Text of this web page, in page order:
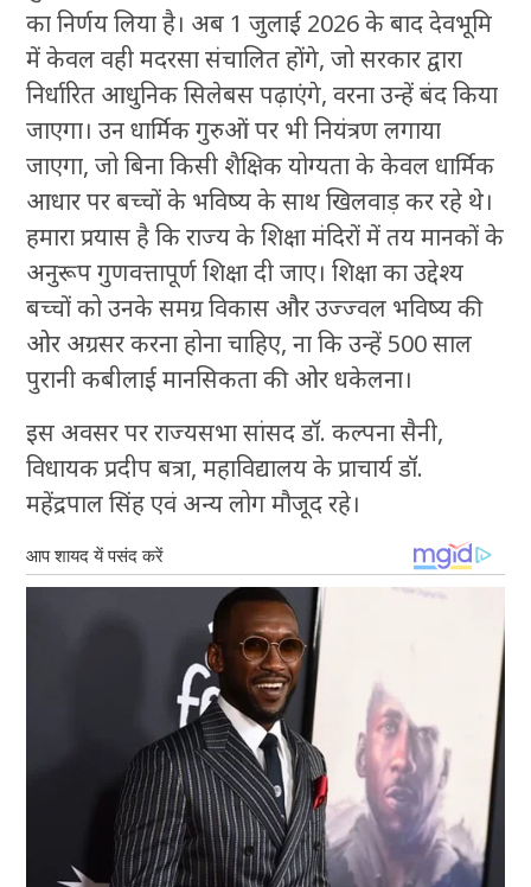
का निर्णय लिया है। अब 1 जुलाई 2026 के बाद देवभूमि
में केवल वही मदरसा संचालित होंगे, जो सरकार द्वारा
निर्धारित आधुनिक सिलेबस पढ़ाएंगे, वरना उन्हें बंद किया
जाएगा। उन धार्मिक गुरुओं पर भी नियंत्रण लगाया
जाएगा, जो बिना किसी शैक्षिक योग्यता के केवल धार्मिक
आधार पर बच्चों के भविष्य के साथ खिलवाड़ कर रहे थे।
हमारा प्रयास है कि राज्य के शिक्षा मंदिरों में तय मानकों के
अनुरूप गुणवत्तापूर्ण शिक्षा दी जाए। शिक्षा का उद्देश्य
बच्चों को उनके समग्र विकास और उज्ज्वल भविष्य की
ओर अग्रसर करना होना चाहिए, ना कि उन्हें 500 साल
पुरानी कबीलाई मानसिकता की ओर धकेलना।
इस अवसर पर राज्यसभा सांसद डॉ. कल्पना सैनी,
विधायक प्रदीप बत्रा, महाविद्यालय के प्राचार्य डॉ.
महेंद्रपाल सिंह एवं अन्य लोग मौजूद रहे।